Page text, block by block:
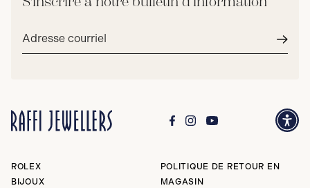
Adresse
ROLEX
BIJOUX
POLITIQUE DE RETOUR EN
MAGASIN